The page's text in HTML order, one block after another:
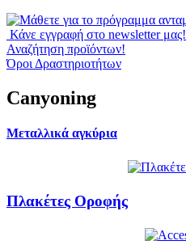
Κάνε εγγραφή στο newsletter μας!
Αναζήτηση προϊόντων!
Όροι Δραστηριοτήτων
Canyoning
Μεταλλικά αγκύρια
Πλακέτες Οροφής